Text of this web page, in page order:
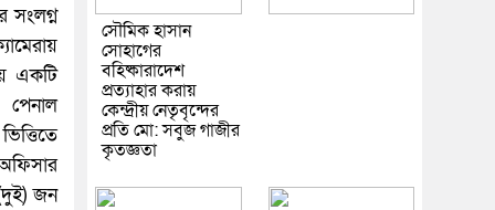
সংলগ্ন
একটি
জন
সৌমিক হাসান
সোহাগের
বহিষ্কারাদেশ
প্রত্যাহার করায়
কেন্দ্রীয় নেতৃবৃন্দের
প্রতি মো: সবুজ গাজীর
কৃতজ্ঞতা